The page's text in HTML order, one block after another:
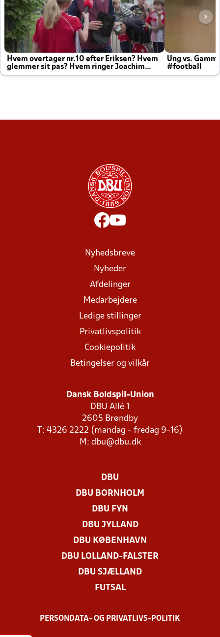
Hvem overtager nr.10 efter Eriksen? Hvem
glemmer sit pas? Hvem ringer Joachim
altid til efter kampe?
Ung vs.
#football
Nyhedsbreve
Nyheder
Afdelinger
Medarbejdere
Ledige stillinger
Privatlivspolitik
Cookiepolitik
Betingelser og vilkår
Dansk Boldspil-Union
DBU Allé 1
2605 Brøndby
T: 4326 2222 (mandag - fredag 9-16)
M: dbu@dbu.dk
DBU
DBU BORNHOLM
DBU FYN
DBU JYLLAND
DBU KØBENHAVN
DBU LOLLAND-FALSTER
DBU SJÆLLAND
FUTSAL
PERSONDATA- OG PRIVATLIVS-POLITIK